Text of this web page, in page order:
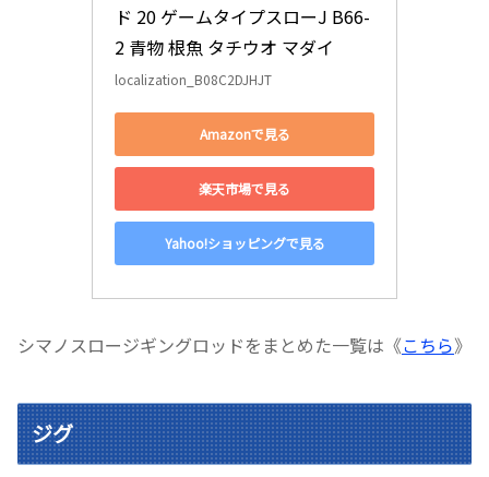
ド 20 ゲームタイプスローJ B66-
2 青物 根魚 タチウオ マダイ
localization_B08C2DJHJT
Amazonで見る
楽天市場で見る
Yahoo!ショッピングで見る
シマノスロージギングロッドをまとめた一覧は《こちら》
ジグ